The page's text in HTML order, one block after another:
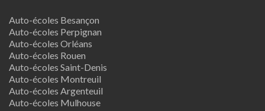
Auto-écoles Besançon
Auto-écoles Perpignan
Auto-écoles Orléans
Auto-écoles Rouen
Auto-écoles Saint-Denis
Auto-écoles Montreuil
Auto-écoles Argenteuil
Auto-écoles Mulhouse